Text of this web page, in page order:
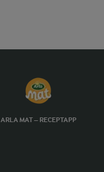
ARLA MAT – RECEPTAPP